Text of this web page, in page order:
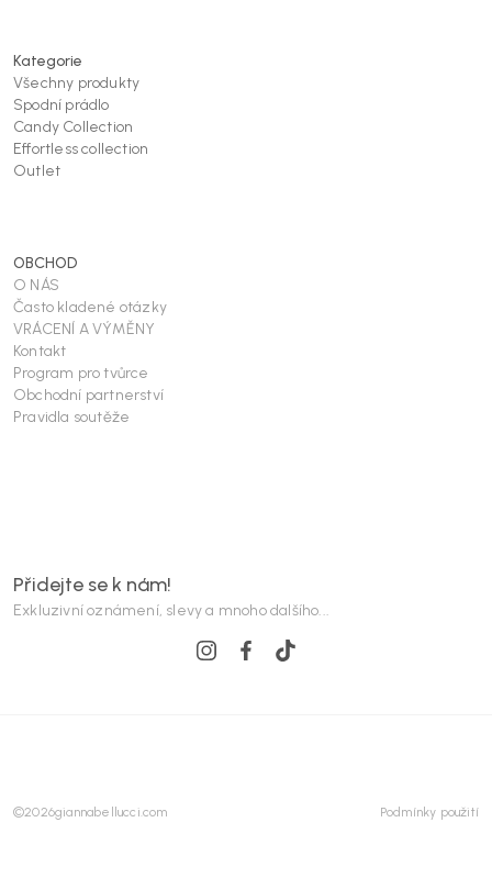
Kategorie
Všechny produkty
Spodní prádlo
Candy Collection
Effortless collection
Outlet
OBCHOD
O NÁS
Často kladené otázky
VRÁCENÍ A VÝMĚNY
Kontakt
Program pro tvůrce
Obchodní partnerství
Pravidla soutěže
Přidejte se k nám!
Exkluzivní oznámení, slevy a mnoho dalšího...
©2026giannabellucci.com Podmínky použití